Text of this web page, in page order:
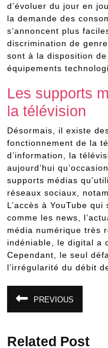
d’évoluer du jour en
la demande des
s’annoncent plus
discrimination de
sont à la disposition
équipements
Les supports
la télévision
Désormais, il existe
fonctionnement de la
d’information, la
aujourd’hui
supports médias
réseaux sociaux,
L’accès à YouTube
comme les news,
média numérique très
indéniable, le digital a
Cependant, le seul
l’irrégularité du débit
Navigation
de
PREVIOUS
précédent
Related Post